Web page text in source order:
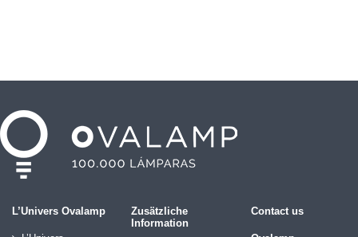
L’Univers Ovalamp
Zusätzliche
Information
Contact us